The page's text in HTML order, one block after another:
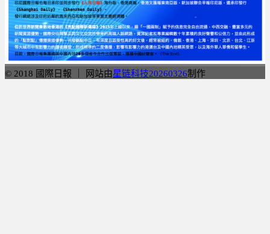
© 2018 國際日報 ｜ 网站由星链科技20260326制作